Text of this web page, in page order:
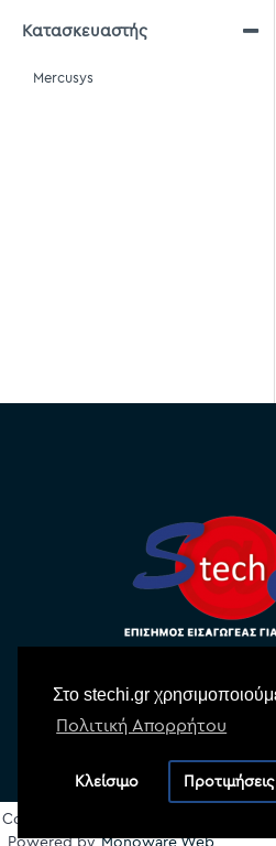
Στο stechi.gr
Πολιτική Απορρήτου
Κλείσιμο Προτιμήσεις
Κατασκευαστής
Mercusys
Copyright © 2022 Stechi, All Rights
Powered by Monoware Web